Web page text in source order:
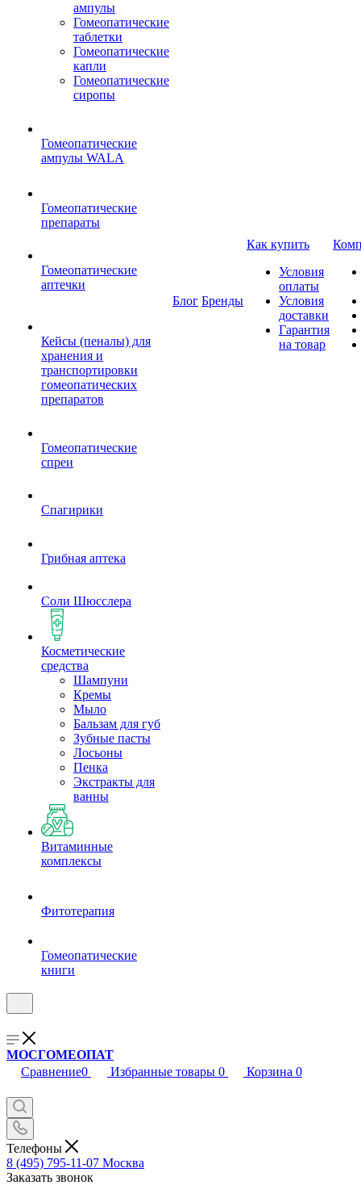
ампулы
Гомеопатические
таблетки
Гомеопатические
капли
Гомеопатические
сиропы
Гомеопатические
ампулы WALA
Гомеопатические
препараты
Гомеопатические
аптечки
Кейсы (пеналы) для
хранения и
транспортировки
гомеопатических
препаратов
Гомеопатические
спреи
Спагирики
Грибная аптека
Соли Шюсслера
Косметические
средства
Шампуни
Кремы
Мыло
Бальзам для губ
Зубные пасты
Лосьоны
Пенка
Экстракты для
ванны
Витаминные
комплексы
Фитотерапия
Гомеопатические
книги
Блог Бренды
Как купить
Условия
оплаты
Условия
доставки
Гарантия
на товар
МОСГОМЕОПАТ
Сравнение0 Избранные товары 0 Корзина 0
Телефоны
8 (495) 795-11-07 Москва
Заказать звонок